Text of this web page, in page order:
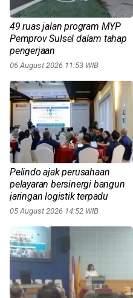
49 ruas jalan program MYP
Pemprov Sulsel dalam tahap
pengerjaan
06 August 2026 11:53 WIB
Pelindo ajak perusahaan
pelayaran bersinergi bangun
jaringan logistik terpadu
05 August 2026 14:52 WIB